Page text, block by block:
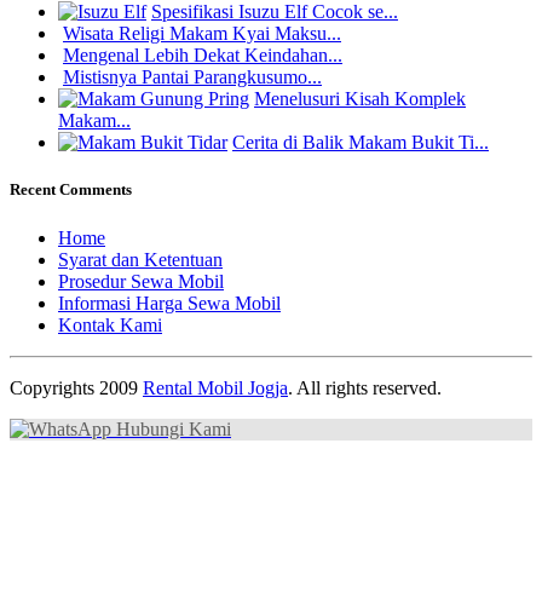
Spesifikasi Isuzu Elf Cocok se...
Wisata Religi Makam Kyai Maksu...
Mengenal Lebih Dekat Keindahan...
Mistisnya Pantai Parangkusumo...
Menelusuri Kisah Komplek
Makam...
Cerita di Balik Makam Bukit Ti...
Recent Comments
Home
Syarat dan Ketentuan
Prosedur Sewa Mobil
Informasi Harga Sewa Mobil
Kontak Kami
Copyrights 2009 Rental Mobil Jogja. All rights reserved.
Hubungi Kami